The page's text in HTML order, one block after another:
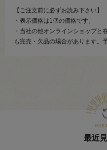
【ご注文前に必ずお読み下さい】
・表示価格は1個の価格です。
・当社の他オンラインショップと
も完売・欠品の場合があります。
最近